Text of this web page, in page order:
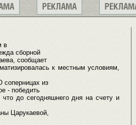
в
сборной
сообщает
к местным условиям,
соперницах из
- победить
до сегодняшнего дня на счету и
Царукаевой,